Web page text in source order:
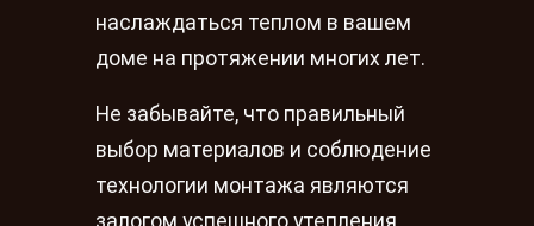
наслаждаться теплом в вашем
доме на протяжении многих лет.
Не забывайте, что правильный
выбор материалов и соблюдение
технологии монтажа являются